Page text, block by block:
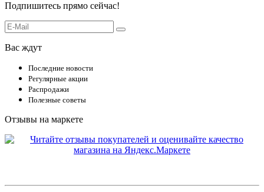
Подпишитесь прямо сейчас!
Вас ждут
Последние новости
Регулярные акции
Распродажи
Полезные советы
Отзывы на маркете